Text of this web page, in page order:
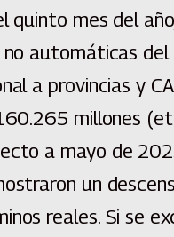
quinto mes del
automáticas del
a provincias y
millones
a mayo de
un
reales. Si se